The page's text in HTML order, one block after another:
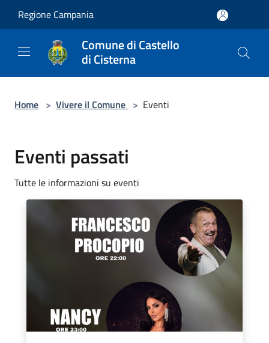
Regione Campania
Comune di Castello
di Cisterna
Home > Vivere il Comune > Eventi
Eventi passati
Tutte le informazioni su eventi